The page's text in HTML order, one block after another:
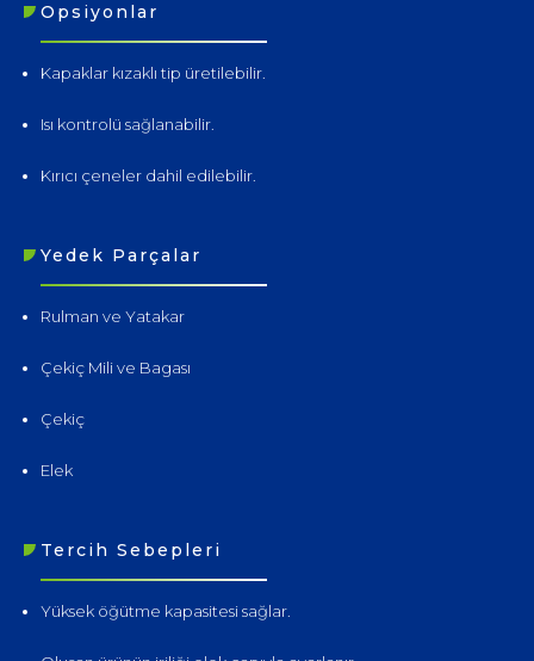
Opsiyonlar
Kapaklar kızaklı tip üretilebilir.
Isı kontrolü sağlanabilir.
Kırıcı çeneler dahil edilebilir.
Yedek Parçalar
Rulman ve Yatakar
Çekiç Mili ve Bagası
Çekiç
Elek
Tercih Sebepleri
Yüksek öğütme kapasitesi sağlar.